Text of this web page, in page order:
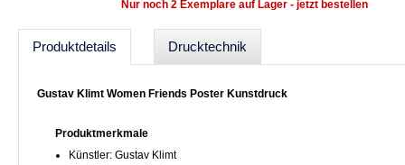
Nur noch 2 Exemplare auf Lager - jetzt bestellen
Produktdetails Drucktechnik
Gustav Klimt Women Friends Poster Kunstdruck
Produktmerkmale
Künstler: Gustav Klimt